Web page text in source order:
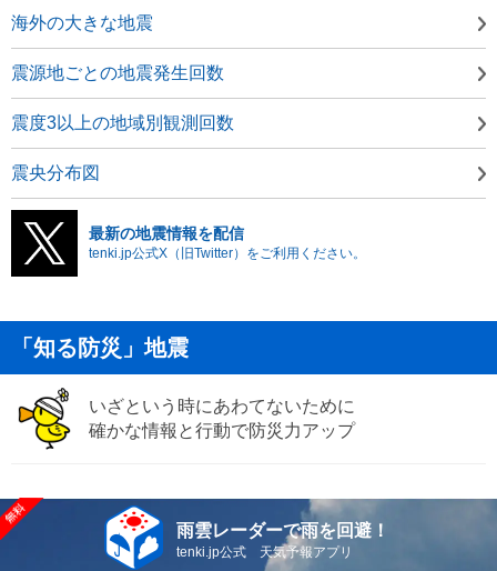
海外の大きな地震
震源地ごとの地震発生回数
震度3以上の地域別観測回数
震央分布図
最新の地震情報を配信
tenki.jp公式X（旧Twitter）をご利用ください。
「知る防災」地震
いざという時にあわてないために
確かな情報と行動で防災力アップ
雨雲レーダーで雨を回避！
tenki.jp公式 天気予報アプリ